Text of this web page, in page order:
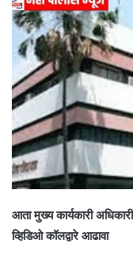
आता मुख्य कार्यकारी
व्हिडिओ कॉलद्वारे आढावा